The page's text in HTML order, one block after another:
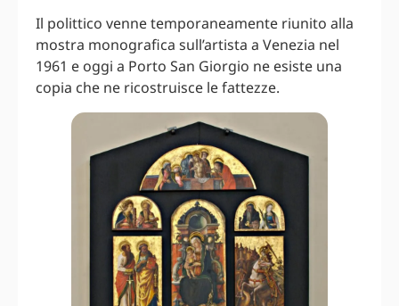
Il polittico venne temporaneamente riunito alla
mostra monografica sull’artista a Venezia nel
1961 e oggi a Porto San Giorgio ne esiste una
copia che ne ricostruisce le fattezze.